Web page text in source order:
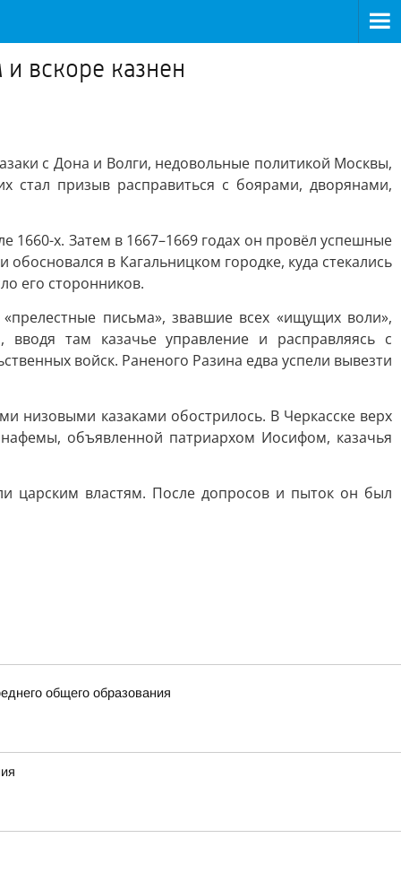
вскоре казнен
с Дона и Волги, недовольные политикой Москвы,
стал призыв расправиться с боярами, дворянами,
х. Затем в 1667–1669 годах он провёл успешные
в Кагальницком городке, куда стекались
его сторонников.
письма», звавшие всех «ищущих воли»,
там казачье управление и расправляясь с
войск. Раненого Разина едва успели вывезти
низовыми казаками обострилось. В Черкасске верх
объявленной патриархом Иосифом, казачья
царским властям. После допросов и пыток он был
общего образования